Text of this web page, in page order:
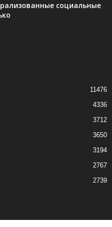
социальные
11476
4336
3712
3650
3194
2767
2739